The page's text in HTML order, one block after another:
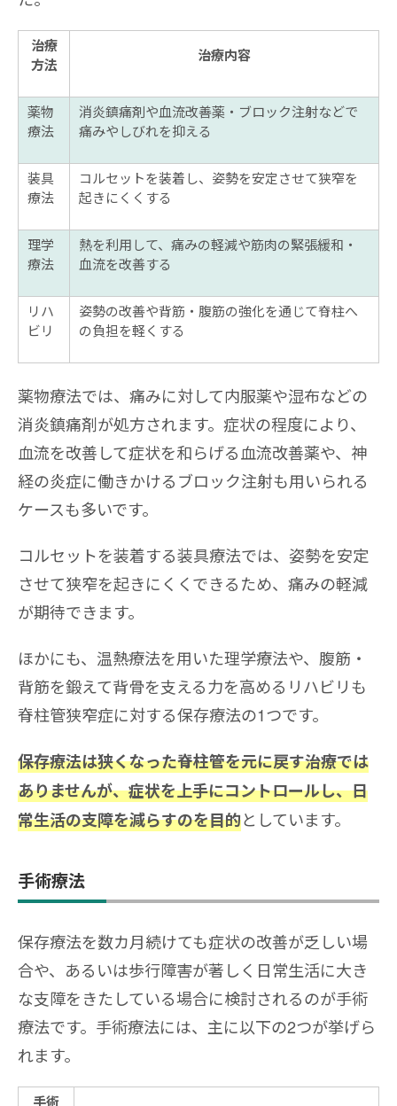
治療
方法
治療内容
薬物
療法
消炎鎮痛剤や血流改善薬・ブロック注射などで
痛みやしびれを抑える
装具
療法
コルセットを装着し、姿勢を安定させて狭窄を
起きにくくする
理学
療法
熱を利用して、痛みの軽減や筋肉の緊張緩和・
血流を改善する
リハ
ビリ
姿勢の改善や背筋・腹筋の強化を通じて脊柱へ
の負担を軽くする
薬物療法では、痛みに対して内服薬や湿布などの
消炎鎮痛剤が処方されます。症状の程度により、
血流を改善して症状を和らげる血流改善薬や、神
経の炎症に働きかけるブロック注射も用いられる
ケースも多いです。
コルセットを装着する装具療法では、姿勢を安定
させて狭窄を起きにくくできるため、痛みの軽減
が期待できます。
ほかにも、温熱療法を用いた理学療法や、腹筋・
背筋を鍛えて背骨を支える力を高めるリハビリも
脊柱管狭窄症に対する保存療法の1つです。
保存療法は狭くなった脊柱管を元に戻す治療では
ありませんが、症状を上手にコントロールし、日
常生活の支障を減らすのを目的としています。
手術療法
保存療法を数カ月続けても症状の改善が乏しい場
合や、あるいは歩行障害が著しく日常生活に大き
な支障をきたしている場合に検討されるのが手術
療法です。手術療法には、主に以下の2つが挙げら
れます。
手術